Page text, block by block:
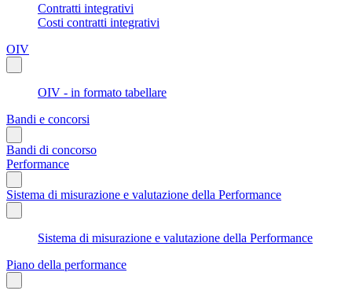
Contratti integrativi
Costi contratti integrativi
OIV
OIV - in formato tabellare
Bandi e concorsi
Bandi di concorso
Performance
Sistema di misurazione e valutazione della Performance
Sistema di misurazione e valutazione della Performance
Piano della performance